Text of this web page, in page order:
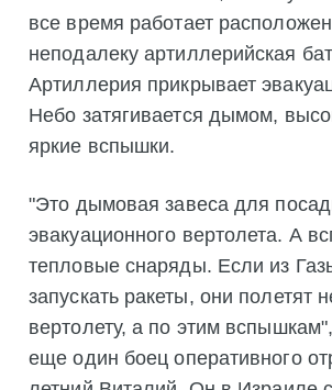
все время работает
неподалеку артиллерийская
Артиллерия прикрывает
Небо затягивается дымом,
яркие вспышки.
"Это дымовая завеса для
эвакуационного вертолета. А
тепловые снаряды. Если из
запускать ракеты, они полетят
вертолету, а по этим
еще один боец оперативного